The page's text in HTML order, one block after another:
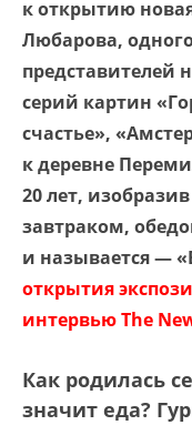
к открытию
Любарова,
представителей
серий картин
счастье»,
к деревне
20 лет,
завтраком,
и называется —
открытия
интервью The
Как родилась
значит еда?